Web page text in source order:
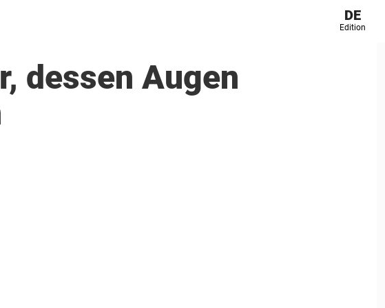
DE
Edition
dessen Augen